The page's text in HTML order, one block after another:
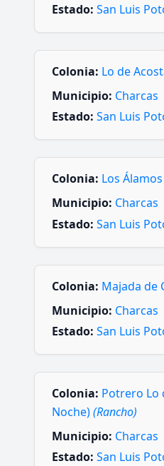
Estado: San Luis
Colonia: Lo de
Municipio: Charcas
Estado: San Luis
Colonia: Los Álamos
Municipio: Charcas
Estado: San Luis
Colonia: Majada de
Municipio: Charcas
Estado: San Luis
Colonia: Potrero Lo
Noche)(Rancho)
Municipio: Charcas
Estado: San Luis